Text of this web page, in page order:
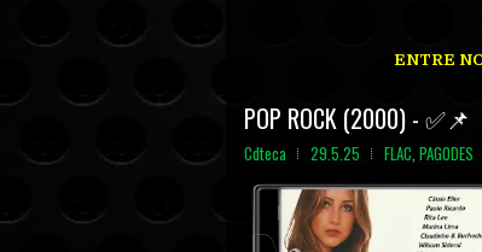
ENTRE
POP ROCK (2000) - ✅📌
Cdteca 29.5.25 FLAC, PAGODES